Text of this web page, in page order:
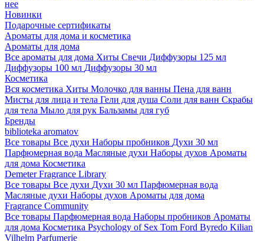
нее
Новинки
Подарочные сертификаты
Ароматы для дома и косметика
Ароматы для дома
Все ароматы для дома Хиты Свечи Диффузоры 125 мл
Диффузоры 100 мл Диффузоры 30 мл
Косметика
Вся косметика Хиты Молочко для ванны Пена для ванн
Мисты для лица и тела Гели для душа Соли для ванн Скрабы
для тела Мыло для рук Бальзамы для губ
Бренды
biblioteka aromatov
Все товары Все духи Наборы пробников Духи 30 мл
Парфюмерная вода Масляные духи Наборы духов Ароматы
для дома Косметика
Demeter Fragrance Library
Все товары Все духи Духи 30 мл Парфюмерная вода
Масляные духи Наборы духов Ароматы для дома
Fragrance Community
Все товары Парфюмерная вода Наборы пробников Ароматы
для дома Косметика Psychology of Sex Tom Ford Byredo Kilian
Vilhelm Parfumerie